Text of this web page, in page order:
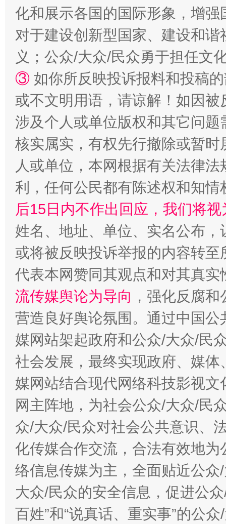
化和展示各国的国际形象，增
对于建设创新型国家、建设和
义；公众/大众/民众勇于担任文
③ 如你所反映投诉报料和投稿
或不文明用语，请谅解！如因
涉及个人或单位版权和其它问题
核实属实，有权先行撤除或暂
人或单位，本网根据有关法律
利，任何公民都有陈述权和知情
后15日内不作出回应，我们将
姓名、地址、单位、实名公布
或将被反映投诉举报的内容转
代表本网赞同其观点和对其真实
流传媒舆论为导向 ，强化反腐
营造良好舆论氛围。通过中国
媒网站架起政府和公众/大众/民
社会发展，最终实现政府、媒
媒网站结合现代网络科技影视
网主阵地，为社会公众/大众/民
众/大众/民众对社会公共意识、
化传媒合作交流，合法有效地
络信息传媒为主，全面贴近公
大众/民众的安全信息，促进公
百姓”和“说真话、重实事”的公